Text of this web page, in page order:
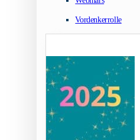
Vordenkerrolle